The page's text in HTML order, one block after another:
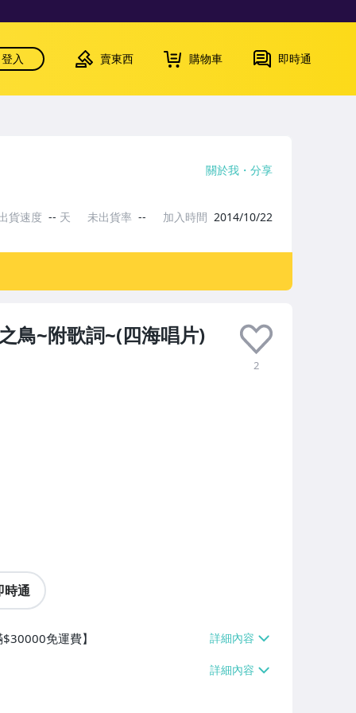
登入 賣東西 購物車 即時通
鳥~附歌詞~(四海唱片)
2
時通
免運費】
關於我 分享
貨速度 -- 天 未出貨率 -- 加入時間 2014/10/22